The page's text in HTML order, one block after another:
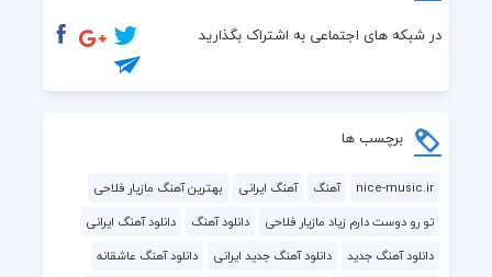
در شبکه های اجتماعی به اشتراک بگذارید
برچسب ها
nice-music.ir آهنگ آهنگ ایرانی
بهترین آهنگ مازیار فلاحی
تو رو دوست دارم زیاد مازیار فلاحی
دانلود آهنگ
دانلود آهنگ ایرانی
دانلود آهنگ جدید
دانلود آهنگ جدید ایرانی دانلود آهنگ عاشقانه